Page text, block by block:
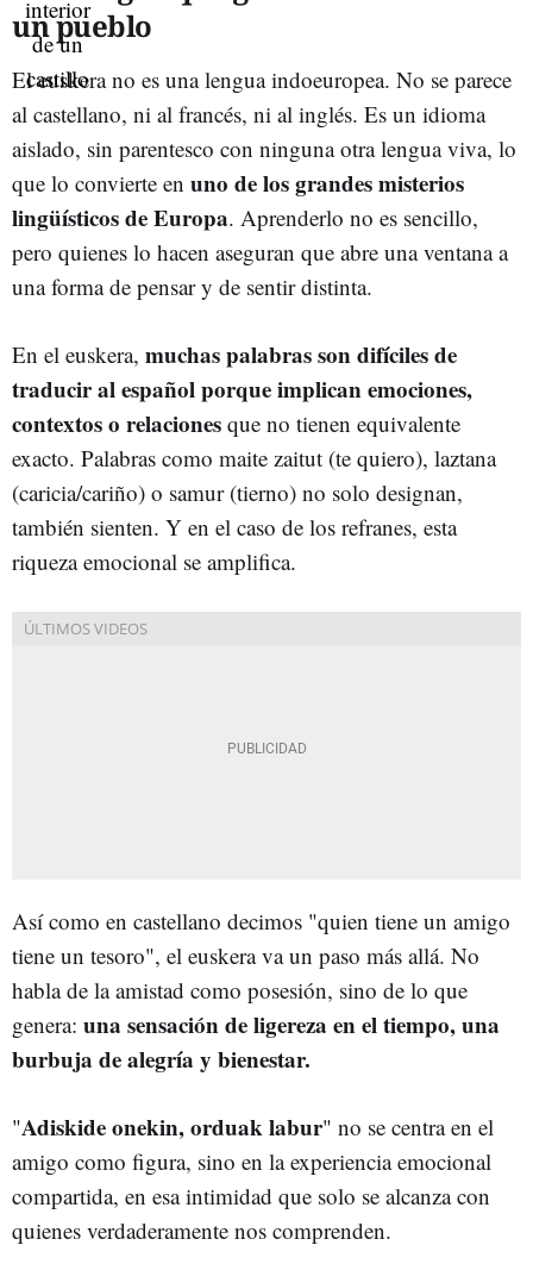
un pueblo
El euskera no es una lengua indoeuropea. No se parece
al castellano, ni al francés, ni al inglés. Es un idioma
aislado, sin parentesco con ninguna otra lengua viva, lo
que lo convierte en uno de los grandes misterios
lingüísticos de Europa. Aprenderlo no es sencillo,
pero quienes lo hacen aseguran que abre una ventana a
una forma de pensar y de sentir distinta.
En el euskera, muchas palabras son difíciles de
traducir al español porque implican emociones,
contextos o relaciones que no tienen equivalente
exacto. Palabras como maite zaitut (te quiero), laztana
(caricia/cariño) o samur (tierno) no solo designan,
también sienten. Y en el caso de los refranes, esta
riqueza emocional se amplifica.
Así como en castellano decimos "quien tiene un amigo
tiene un tesoro", el euskera va un paso más allá. No
habla de la amistad como posesión, sino de lo que
genera: una sensación de ligereza en el tiempo, una
burbuja de alegría y bienestar.
"Adiskide onekin, orduak labur" no se centra en el
amigo como figura, sino en la experiencia emocional
compartida, en esa intimidad que solo se alcanza con
quienes verdaderamente nos comprenden.